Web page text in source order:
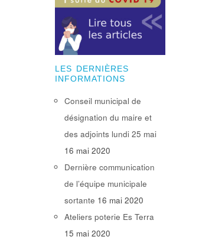
LES DERNIÈRES
INFORMATIONS
Conseil municipal de
désignation du maire et
des adjoints lundi 25 mai
16 mai 2020
Dernière communication
de l’équipe municipale
sortante 16 mai 2020
Ateliers poterie Es Terra
15 mai 2020